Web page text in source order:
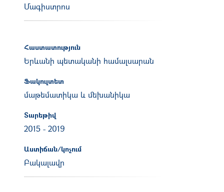
Մագիստրոս
Հաստատություն
Երևանի պետականի համալսարան
Ֆակուլտետ
մաթեմատիկա և մեխանիկա
Տարեթիվ
2015 - 2019
Աստիճան/կոչում
Բակալավր